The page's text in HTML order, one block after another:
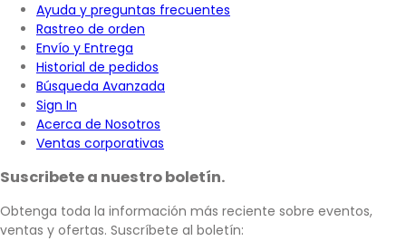
Ayuda y preguntas frecuentes
Rastreo de orden
Envío y Entrega
Historial de pedidos
Búsqueda Avanzada
Sign In
Acerca de Nosotros
Ventas corporativas
Suscribete a nuestro boletín.
Obtenga toda la información más reciente sobre eventos,
ventas y ofertas. Suscríbete al boletín: